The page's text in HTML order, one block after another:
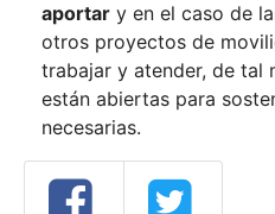
aportar y en el caso de
otros proyectos de
trabajar y atender, de tal
están abiertas para
necesarias.